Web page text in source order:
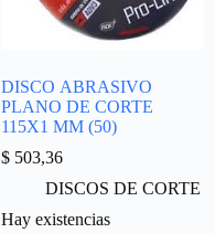
DISCO ABRASIVO
PLANO DE CORTE
115X1 MM (50)
$ 503,36
DISCOS DE CORTE
Hay existencias